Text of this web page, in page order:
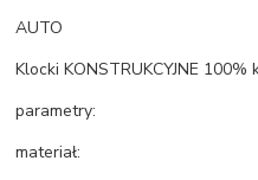
AUTO
Klocki KONSTRUKCYJNE
parametry:
materiał: